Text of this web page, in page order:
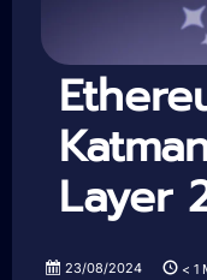
Layer
23/08/2024 < 1